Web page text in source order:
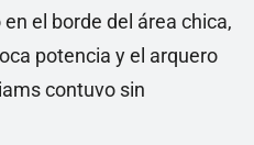
el borde del área chica,
potencia y el arquero
contuvo sin